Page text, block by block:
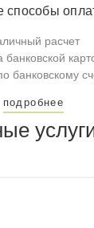
способы
расчет
банковской
банковскому
подробнее